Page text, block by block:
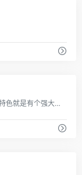
一个简单CSS 的颜色设置工具,这个工具特色就是有个强大的调节器来定义 CSS Color 值